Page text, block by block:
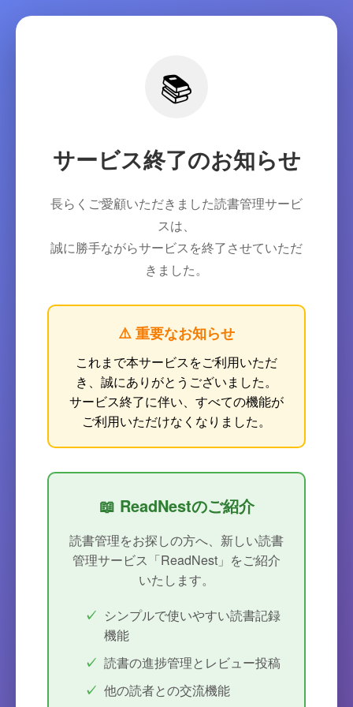
📚
サービス終了のお知らせ
長らくご愛顧いただきました読書管理サービ
スは、
誠に勝手ながらサービスを終了させていただ
きました。
⚠️ 重要なお知らせ
これまで本サービスをご利用いただ
き、誠にありがとうございました。
サービス終了に伴い、すべての機能が
ご利用いただけなくなりました。
📖 ReadNestのご紹介
読書管理をお探しの方へ、新しい読書
管理サービス「ReadNest」をご紹介
いたします。
シンプルで使いやすい読書記録
機能
読書の進捗管理とレビュー投稿
他の読者との交流機能